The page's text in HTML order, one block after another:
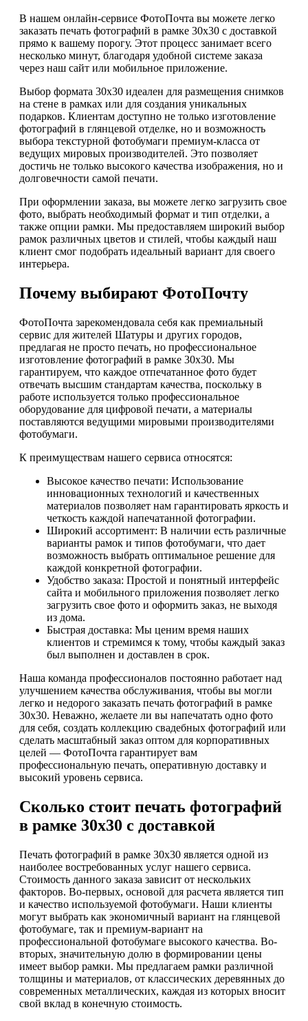
В нашем онлайн-сервисе ФотоПочта вы можете легко
заказать печать фотографий в рамке 30х30 с доставкой
прямо к вашему порогу. Этот процесс занимает всего
несколько минут, благодаря удобной системе заказа
через наш сайт или мобильное приложение.
Выбор формата 30х30 идеален для размещения снимков
на стене в рамках или для создания уникальных
подарков. Клиентам доступно не только изготовление
фотографий в глянцевой отделке, но и возможность
выбора текстурной фотобумаги премиум-класса от
ведущих мировых производителей. Это позволяет
достичь не только высокого качества изображения, но и
долговечности самой печати.
При оформлении заказа, вы можете легко загрузить свое
фото, выбрать необходимый формат и тип отделки, а
также опции рамки. Мы предоставляем широкий выбор
рамок различных цветов и стилей, чтобы каждый наш
клиент смог подобрать идеальный вариант для своего
интерьера.
Почему выбирают ФотоПочту
ФотоПочта зарекомендовала себя как премиальный
сервис для жителей Шатуры и других городов,
предлагая не просто печать, но профессиональное
изготовление фотографий в рамке 30х30. Мы
гарантируем, что каждое отпечатанное фото будет
отвечать высшим стандартам качества, поскольку в
работе используется только профессиональное
оборудование для цифровой печати, а материалы
поставляются ведущими мировыми производителями
фотобумаги.
К преимуществам нашего сервиса относятся:
Высокое качество печати: Использование
инновационных технологий и качественных
материалов позволяет нам гарантировать яркость и
четкость каждой напечатанной фотографии.
Широкий ассортимент: В наличии есть различные
варианты рамок и типов фотобумаги, что дает
возможность выбрать оптимальное решение для
каждой конкретной фотографии.
Удобство заказа: Простой и понятный интерфейс
сайта и мобильного приложения позволяет легко
загрузить свое фото и оформить заказ, не выходя
из дома.
Быстрая доставка: Мы ценим время наших
клиентов и стремимся к тому, чтобы каждый заказ
был выполнен и доставлен в срок.
Наша команда профессионалов постоянно работает над
улучшением качества обслуживания, чтобы вы могли
легко и недорого заказать печать фотографий в рамке
30х30. Неважно, желаете ли вы напечатать одно фото
для себя, создать коллекцию свадебных фотографий или
сделать масштабный заказ оптом для корпоративных
целей — ФотоПочта гарантирует вам
профессиональную печать, оперативную доставку и
высокий уровень сервиса.
Сколько стоит печать фотографий
в рамке 30х30 с доставкой
Печать фотографий в рамке 30х30 является одной из
наиболее востребованных услуг нашего сервиса.
Стоимость данного заказа зависит от нескольких
факторов. Во-первых, основой для расчета является тип
и качество используемой фотобумаги. Наши клиенты
могут выбрать как экономичный вариант на глянцевой
фотобумаге, так и премиум-вариант на
профессиональной фотобумаге высокого качества. Во-
вторых, значительную долю в формировании цены
имеет выбор рамки. Мы предлагаем рамки различной
толщины и материалов, от классических деревянных до
современных металлических, каждая из которых вносит
свой вклад в конечную стоимость.